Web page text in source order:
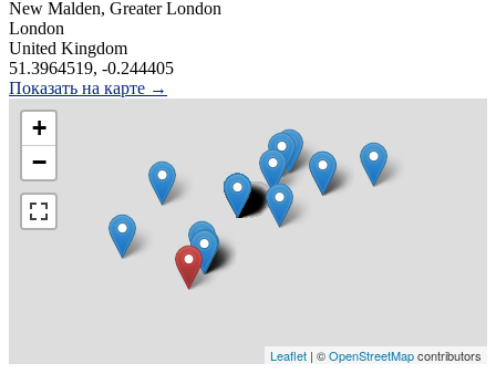
New Malden, Greater London
London
United Kingdom
51.3964519, -0.244405
Показать на карте →
+
−
Leaflet | ©OpenStreetMapcontributors